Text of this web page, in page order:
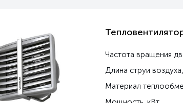
Частота вращения
Длина струи
Материал